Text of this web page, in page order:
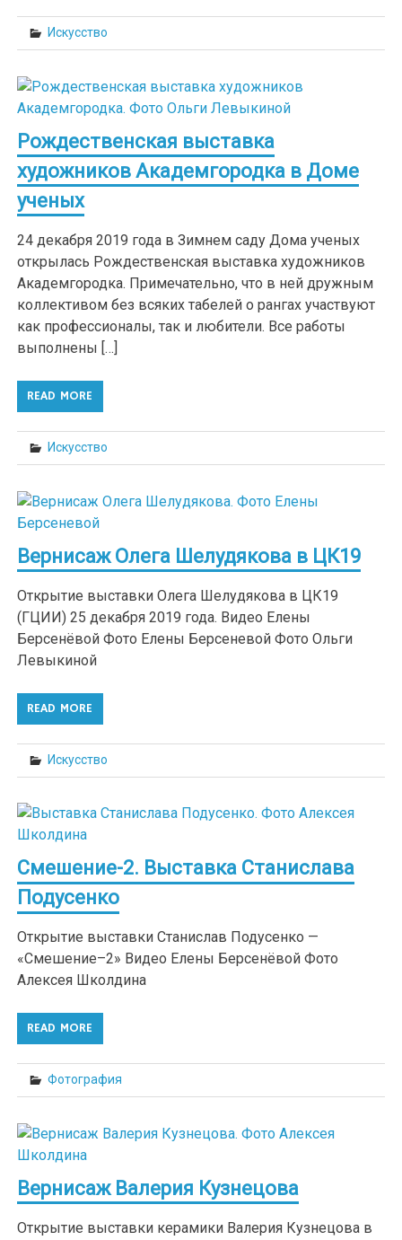
Искусство
Рождественская выставка
художников Академгородка в Доме
ученых
24 декабря 2019 года в Зимнем саду Дома ученых
открылась Рождественская выставка художников
Академгородка. Примечательно, что в ней дружным
коллективом без всяких табелей о рангах участвуют
как профессионалы, так и любители. Все работы
выполнены […]
READ MORE
Искусство
Вернисаж Олега Шелудякова в ЦК19
Открытие выставки Олега Шелудякова в ЦК19
(ГЦИИ) 25 декабря 2019 года. Видео Елены
Берсенёвой Фото Елены Берсеневой Фото Ольги
Левыкиной
READ MORE
Искусство
Смешение-2. Выставка Станислава
Подусенко
Открытие выставки Станислав Подусенко —
«Смешение–2» Видео Елены Берсенёвой Фото
Алексея Школдина
READ MORE
Фотография
Вернисаж Валерия Кузнецова
Открытие выставки керамики Валерия Кузнецова в